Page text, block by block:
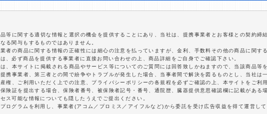
等に関する適切な情報と選択の機会を提供することにあり、当社は、提携事業者とお客様との契約締
る関与もするものではありません。
者の商品に関する情報の正確性には細心の注意を払っていますが、金利、手数料その他の商品に関す
、必ず商品を提供する事業者に直接お問い合わせの上、商品詳細をご自身でご確認下さい。
、本サイトに掲載される商品やサービス等についてのご質問には回答致しかねますので、当該商品等
携事業者、第三者との間で紛争やトラブルが発生した場合、当事者間で解決を図るものとし、当社は
権、ご利用いただく上での注意、プライバシーポリシーの各規程を必ずご確認の上、本サイトをご利用
険証を提出する場合、保険者番号、被保険者記号・番号、通院歴、臓器提供意思確認欄に記載がある
ス可能な情報についても隠したうえでご提出ください。
ログラムを利用し、事業者(アコム／プロミス／アイフルなど)から委託を受け広告収益を得て運営して